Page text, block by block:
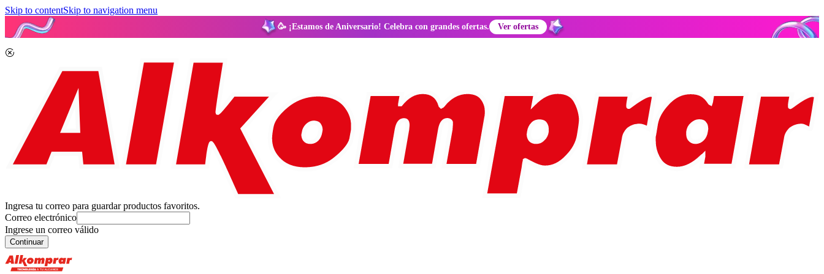
Skip to contentSkip to navigation menu
🥳 ¡Estamos de Aniversario! Celebra con grandes ofertas. Ver ofertas
Ingresa tu correo para guardar productos favoritos.
Correo electrónico
Ingrese un correo válido
Continuar